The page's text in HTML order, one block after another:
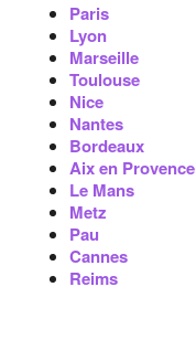
Paris
Lyon
Marseille
Toulouse
Nice
Nantes
Bordeaux
Aix en Provence
Le Mans
Metz
Pau
Cannes
Reims